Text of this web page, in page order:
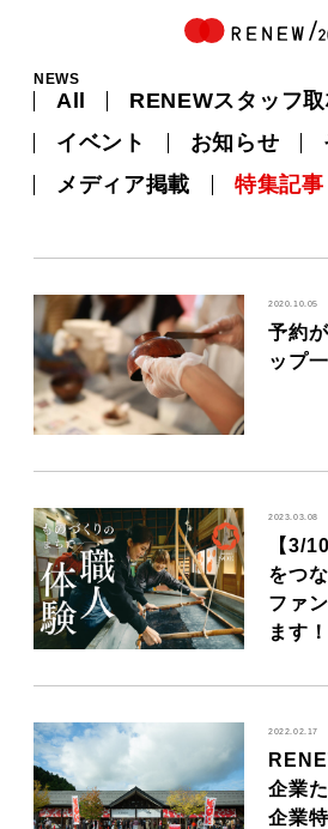
NEWS
CONTENTS
MOVIE
ACCESS / STAY
CONTACT
NEWS
All
RENEWスタッフ
イベント
お知らせ
メディア掲載
特集記事
2020.10.05
予約
ップ
2023.03.08
【3/
をつ
ファ
ます！
2022.02.17
企業
企業特